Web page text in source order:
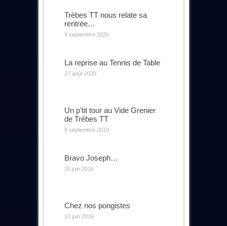
Trèbes TT nous relate sa
rentrée…
9 septembre 2020
La reprise au Tennis de Table
27 août 2020
Un p’tit tour au Vide Grenier
de Trèbes TT
8 septembre 2019
Bravo Joseph…
25 juin 2019
Chez nos pongistes
13 juin 2019